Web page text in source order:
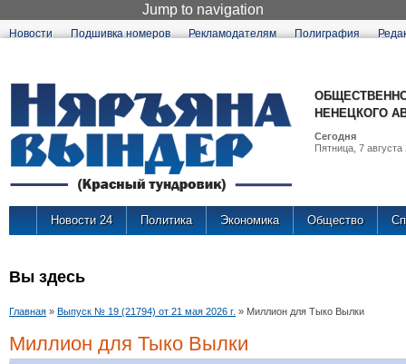
Jump to navigation
Новости Подшивка номеров Рекламодателям Полиграфия
НЕНЕЦКОГО
Сегодня
Пятница, 7 августа
Новости 24 Политика Экономика Общество
Вы здесь
Главная » Выпуск № 19 (21794) от 21 мая 2026 г. » Миллион для Тыко Вылки
Миллион для Тыко Вылки